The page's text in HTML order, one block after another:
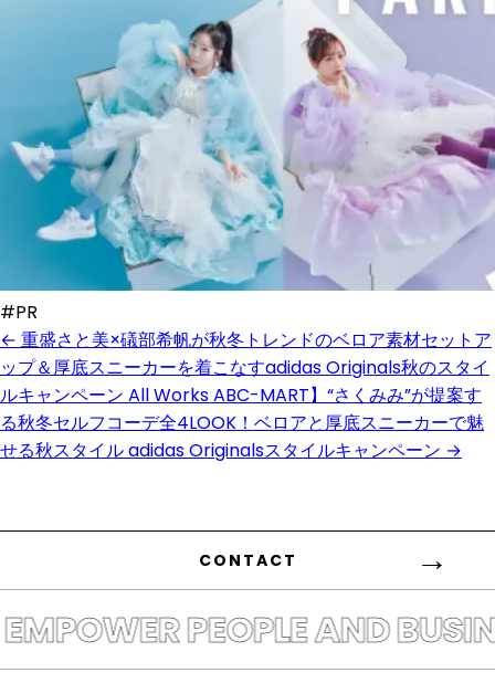
#PR
← 重盛さと美×礒部希帆が秋冬トレンドのベロア素材セットア
ップ＆厚底スニーカーを着こなすadidas Originals秋のスタイ
ルキャンペーン All WorksABC-MART】“さくみみ”が提案す
る秋冬セルフコーデ全4LOOK！ベロアと厚底スニーカーで魅
せる秋スタイル adidas Originalsスタイルキャンペーン →
CONTACT
PEOPLE AND